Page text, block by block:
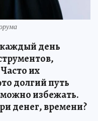
день
их
долгий путь
избежать.
денег, времени?